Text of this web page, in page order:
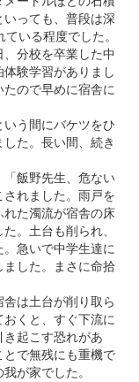
っても、普段は深
いる程度でした。
分校を卒業した中
験学習がありまし
ので早めに宿舎に
う間にバケツをひ
た。長い間、続き
飯野先生、危ない
れました。雨戸を
た濁流が宿舎の床
。土台も削られ、
急いで中学生達に
した。まさに命拾
は土台が削り取ら
くと、すぐ下流に
起こす恐れがあ
で無残にも重機で
が家でした。